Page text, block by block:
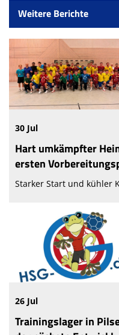
Weitere Berichte
30 Jul
Hart umkämpfter
ersten
Starker Start und kühler
26 Jul
Trainingslager in